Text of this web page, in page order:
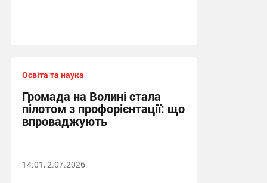
Освіта та наука
Громада на Волині стала
пілотом з профорієнтації: що
впроваджують
14:01, 2.07.2026